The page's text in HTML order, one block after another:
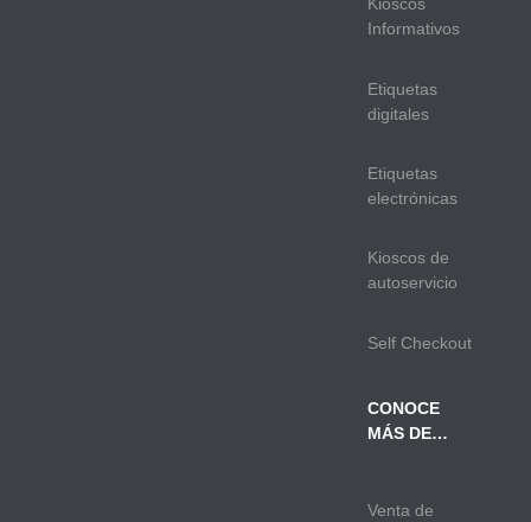
Kioscos
Informativos
Etiquetas
digitales
Etiquetas
electrónicas
Kioscos de
autoservicio
Self Checkout
CONOCE
MÁS DE…
Venta de